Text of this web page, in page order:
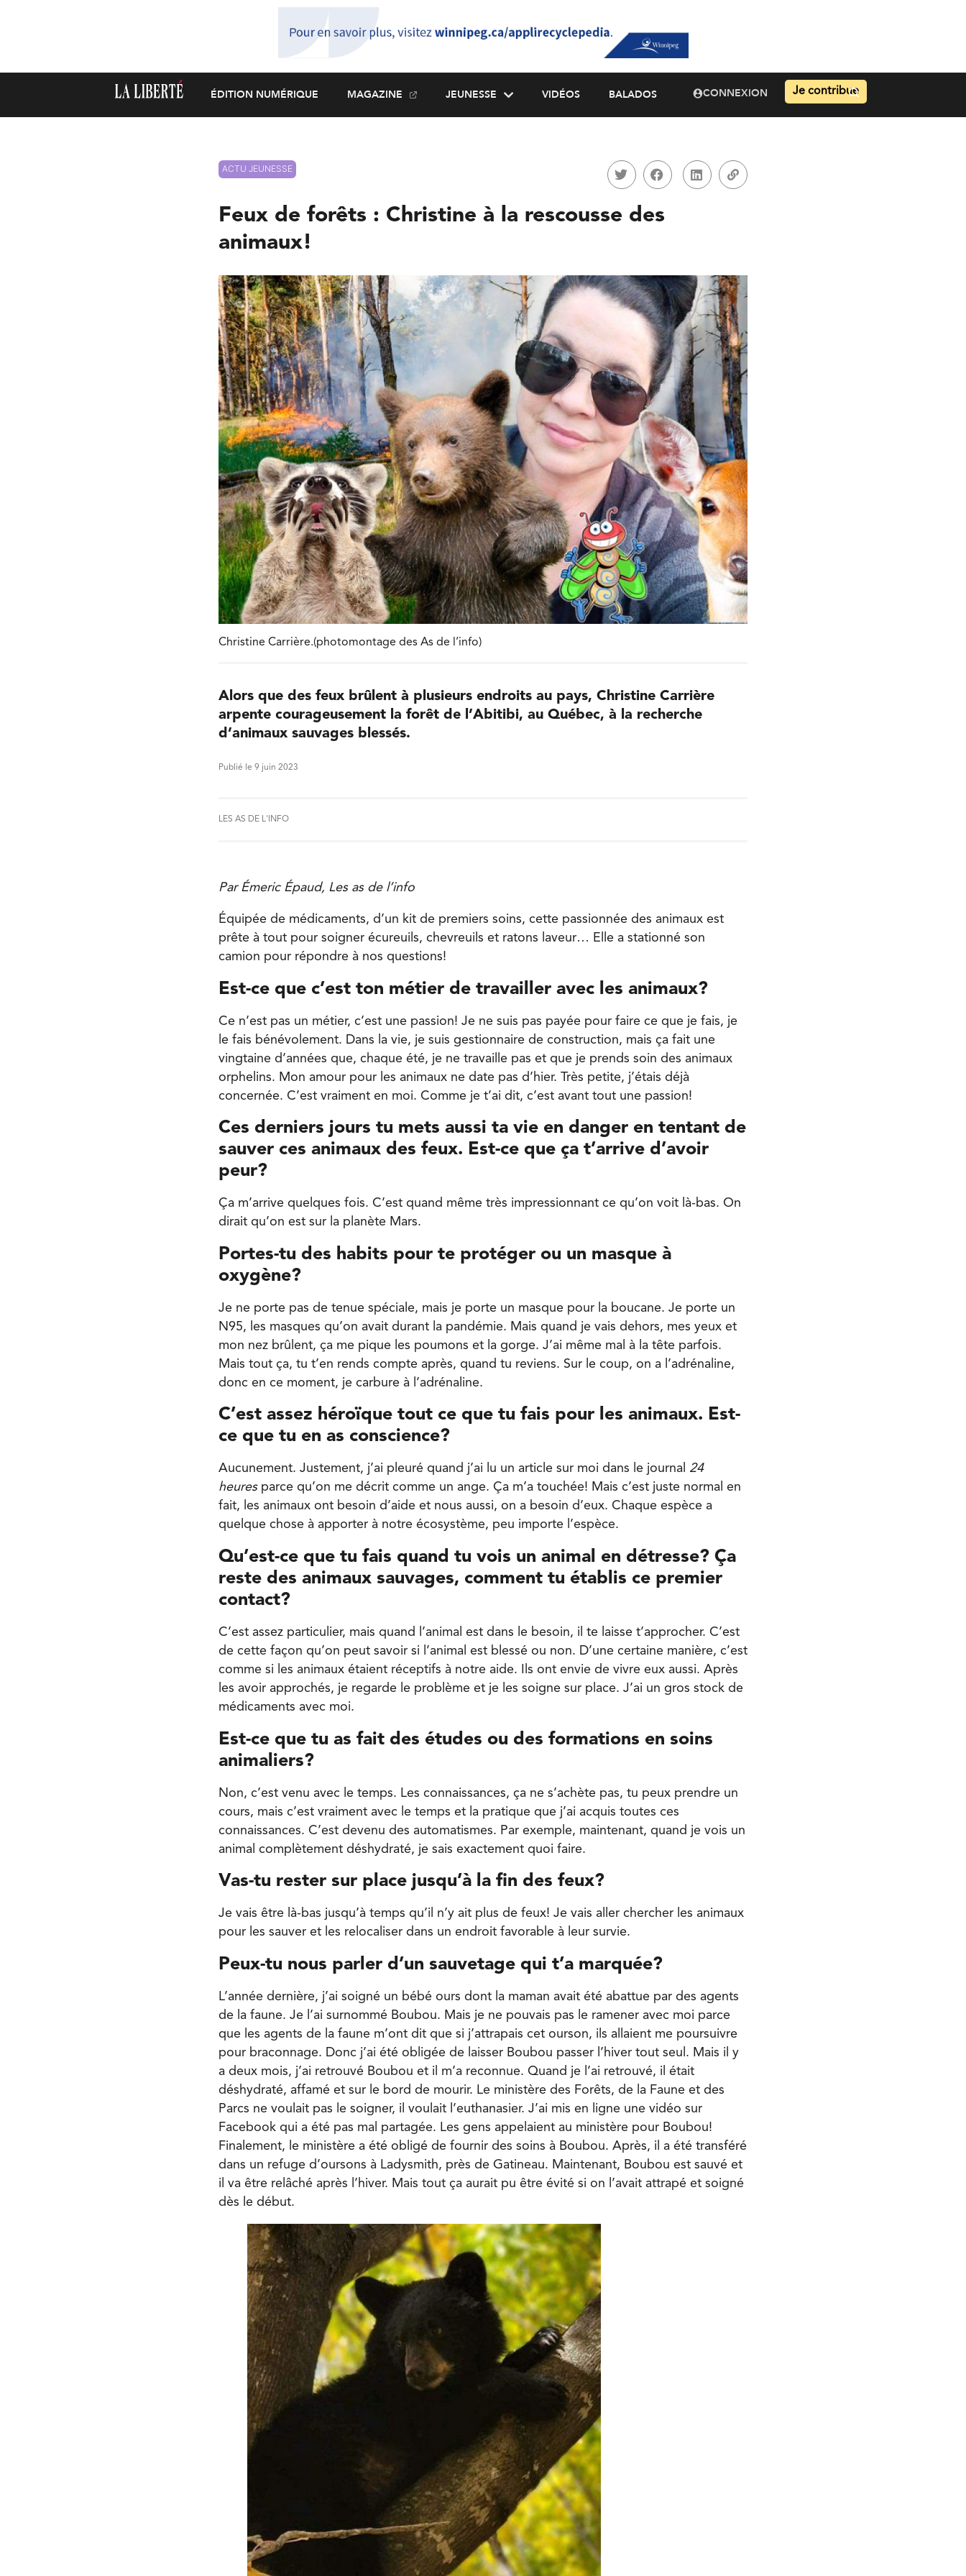
ÉDITION NUMÉRIQUE MAGAZINE JEUNESSE VIDÉOS BALADOS CONNEXION Je contribue
ACTU JEUNESSE
Feux de forêts : Christine à la rescousse des
animaux!
Christine Carrière.(photomontage des As de l’info)
Alors que des feux brûlent à plusieurs endroits au pays, Christine Carrière
arpente courageusement la forêt de l’Abitibi, au Québec, à la recherche
d’animaux sauvages blessés.
Publié le 9 juin 2023
LES AS DE L'INFO
Par Émeric Épaud, Les as de l’info
Équipée de médicaments, d’un kit de premiers soins, cette passionnée des animaux est
prête à tout pour soigner écureuils, chevreuils et ratons laveur… Elle a stationné son
camion pour répondre à nos questions!
Est-ce que c’est ton métier de travailler avec les animaux?
Ce n’est pas un métier, c’est une passion! Je ne suis pas payée pour faire ce que je fais, je
le fais bénévolement. Dans la vie, je suis gestionnaire de construction, mais ça fait une
vingtaine d’années que, chaque été, je ne travaille pas et que je prends soin des animaux
orphelins. Mon amour pour les animaux ne date pas d’hier. Très petite, j’étais déjà
concernée. C’est vraiment en moi. Comme je t’ai dit, c’est avant tout une passion!
Ces derniers jours tu mets aussi ta vie en danger en tentant de
sauver ces animaux des feux. Est-ce que ça t’arrive d’avoir
peur?
Ça m’arrive quelques fois. C’est quand même très impressionnant ce qu’on voit là-bas. On
dirait qu’on est sur la planète Mars.
Portes-tu des habits pour te protéger ou un masque à
oxygène?
Je ne porte pas de tenue spéciale, mais je porte un masque pour la boucane. Je porte un
N95, les masques qu’on avait durant la pandémie. Mais quand je vais dehors, mes yeux et
mon nez brûlent, ça me pique les poumons et la gorge. J’ai même mal à la tête parfois.
Mais tout ça, tu t’en rends compte après, quand tu reviens. Sur le coup, on a l’adrénaline,
donc en ce moment, je carbure à l’adrénaline.
C’est assez héroïque tout ce que tu fais pour les animaux. Est-
ce que tu en as conscience?
Aucunement. Justement, j’ai pleuré quand j’ai lu un article sur moi dans le journal 24
heuresparce qu’on me décrit comme un ange. Ça m’a touchée! Mais c’est juste normal en
fait, les animaux ont besoin d’aide et nous aussi, on a besoin d’eux. Chaque espèce a
quelque chose à apporter à notre écosystème, peu importe l’espèce.
Qu’est-ce que tu fais quand tu vois un animal en détresse? Ça
reste des animaux sauvages, comment tu établis ce premier
contact?
C’est assez particulier, mais quand l’animal est dans le besoin, il te laisse t’approcher. C’est
de cette façon qu’on peut savoir si l’animal est blessé ou non. D’une certaine manière, c’est
comme si les animaux étaient réceptifs à notre aide. Ils ont envie de vivre eux aussi. Après
les avoir approchés, je regarde le problème et je les soigne sur place. J’ai un gros stock de
médicaments avec moi.
Est-ce que tu as fait des études ou des formations en soins
animaliers?
Non, c’est venu avec le temps. Les connaissances, ça ne s’achète pas, tu peux prendre un
cours, mais c’est vraiment avec le temps et la pratique que j’ai acquis toutes ces
connaissances. C’est devenu des automatismes. Par exemple, maintenant, quand je vois un
animal complètement déshydraté, je sais exactement quoi faire.
Vas-tu rester sur place jusqu’à la fin des feux?
Je vais être là-bas jusqu’à temps qu’il n’y ait plus de feux! Je vais aller chercher les animaux
pour les sauver et les relocaliser dans un endroit favorable à leur survie.
Peux-tu nous parler d’un sauvetage qui t’a marquée?
L’année dernière, j’ai soigné un bébé ours dont la maman avait été abattue par des agents
de la faune. Je l’ai surnommé Boubou. Mais je ne pouvais pas le ramener avec moi parce
que les agents de la faune m’ont dit que si j’attrapais cet ourson, ils allaient me poursuivre
pour braconnage. Donc j’ai été obligée de laisser Boubou passer l’hiver tout seul. Mais il y
a deux mois, j’ai retrouvé Boubou et il m’a reconnue. Quand je l’ai retrouvé, il était
déshydraté, affamé et sur le bord de mourir. Le ministère des Forêts, de la Faune et des
Parcs ne voulait pas le soigner, il voulait l’euthanasier. J’ai mis en ligne une vidéo sur
Facebook qui a été pas mal partagée. Les gens appelaient au ministère pour Boubou!
Finalement, le ministère a été obligé de fournir des soins à Boubou. Après, il a été transféré
dans un refuge d’oursons à Ladysmith, près de Gatineau. Maintenant, Boubou est sauvé et
il va être relâché après l’hiver. Mais tout ça aurait pu être évité si on l’avait attrapé et soigné
dès le début.